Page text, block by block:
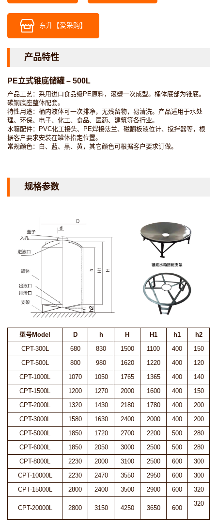
东升【爱采购】
产品特性
PE立式锥底储罐 – 500L
产品工艺：采用进口食品级PE原料，滚塑一次成型。桶体底部为锥底。
碳钢底座整体配套。
特性用途：桶内液体可一次排净，无残留物，易清洗。产品适用于水处
理、环保、电子、化工、食品、医药、建筑等各行业。
水箱配件：PVC化工接头、PE焊接法兰、磁翻板液位计、搅拌器等，根
据客户要求安装在罐体指定位置。
常规颜色：白、蓝、黑、黄，其它颜色可根据客户要求订做。
规格参数
型号Model D h H H1 h1
h2
CPT-300L
680 830 1500 1100 400
150
CPT-500L
800 980 1620 1220 400
120
CPT-1000L
1070 1050 1765 1365 400
140
CPT-1500L
1200 1270 2000 1600 400
150
CPT-2000L
1320 1430 2180 1780 400
200
CPT-3000L
1580 1630 2400 2000 400
200
CPT-5000L
1850 1720 2700 2200 500
280
CPT-6000L
1850 2050 3000 2500 500
280
CPT-8000L
2230 2000 3100 2500 600
300
CPT-10000L
2230 2470 3550 2950 600
300
CPT-15000L
2800 2400 3500 2900 600 320
CPT-20000L 2800 3150 4250 3650 600
320